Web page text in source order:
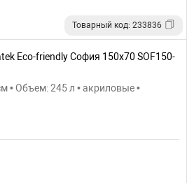
Товарный код: 233836
Eco-friendly София 150x70 SOF150-
• Объем: 245 л • акриловые •